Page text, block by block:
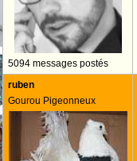
5094 messages postés
ruben
Gourou Pigeonneux